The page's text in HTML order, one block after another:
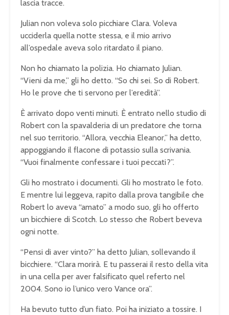
lascia tracce.
Julian non voleva solo picchiare Clara. Voleva
ucciderla quella notte stessa, e il mio arrivo
all’ospedale aveva solo ritardato il piano.
Non ho chiamato la polizia. Ho chiamato Julian.
“Vieni da me,” gli ho detto. “So chi sei. So di Robert.
Ho le prove che ti servono per l’eredità”.
È arrivato dopo venti minuti. È entrato nello studio di
Robert con la spavalderia di un predatore che torna
nel suo territorio. “Allora, vecchia Eleanor,” ha detto,
appoggiando il flacone di potassio sulla scrivania.
“Vuoi finalmente confessare i tuoi peccati?”.
Gli ho mostrato i documenti. Gli ho mostrato le foto.
E mentre lui leggeva, rapito dalla prova tangibile che
Robert lo aveva “amato” a modo suo, gli ho offerto
un bicchiere di Scotch. Lo stesso che Robert beveva
ogni notte.
“Pensi di aver vinto?” ha detto Julian, sollevando il
bicchiere. “Clara morirà. E tu passerai il resto della vita
in una cella per aver falsificato quel referto nel
2004. Sono io l’unico vero Vance ora”.
Ha bevuto tutto d’un fiato. Poi ha iniziato a tossire. I